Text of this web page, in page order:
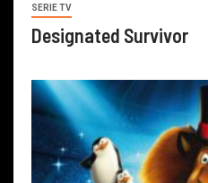
SERIE TV
Designated Survivor